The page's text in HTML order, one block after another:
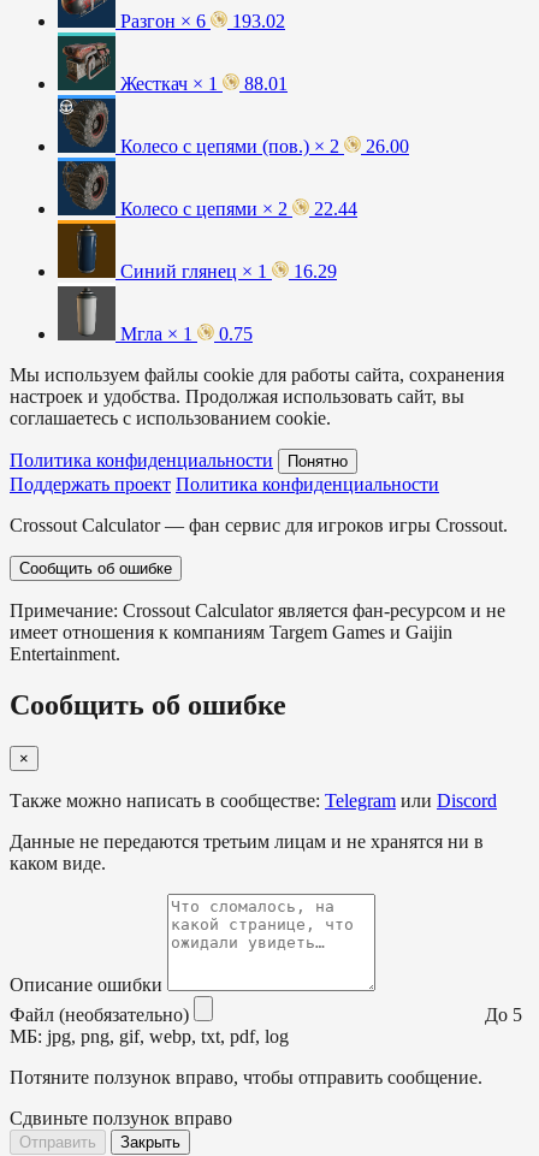
Разгон × 6 193.02
Жесткач × 1 88.01
Колесо с цепями (пов.) × 2 26.00
Колесо с цепями × 2 22.44
Синий глянец × 1 16.29
Мгла × 1
0.75
Мы используем файлы cookie для работы сайта, сохранения
настроек и удобства. Продолжая использовать сайт, вы
соглашаетесь с использованием cookie.
Политика конфиденциальности Понятно
Поддержать проект Политика конфиденциальности
Crossout Calculator — фан сервис для игроков игры Crossout.
Сообщить об ошибке
Примечание: Crossout Calculator является фан-ресурсом и не
имеет отношения к компаниям Targem Games и Gaijin
Entertainment.
Сообщить об ошибке
×
Также можно написать в сообществе: Telegram или Discord
Данные не передаются третьим лицам и не хранятся ни в
каком виде.
Описание ошибки
Файл (необязательно)
До 5
МБ: jpg, png, gif, webp, txt, pdf, log
Потяните ползунок вправо, чтобы отправить сообщение.
Сдвиньте ползунок вправо
Отправить Закрыть